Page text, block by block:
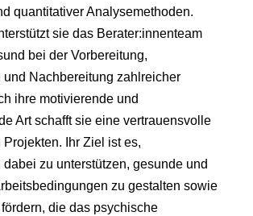
quantitativer Analysemethoden.
sie das Berater:innenteam
bei der Vorbereitung,
und Nachbereitung zahlreicher
ihre motivierende und
Art schafft sie eine vertrauensvolle
Projekten. Ihr Ziel ist es,
dabei zu unterstützen, gesunde und
zu gestalten sowie
die das psychische